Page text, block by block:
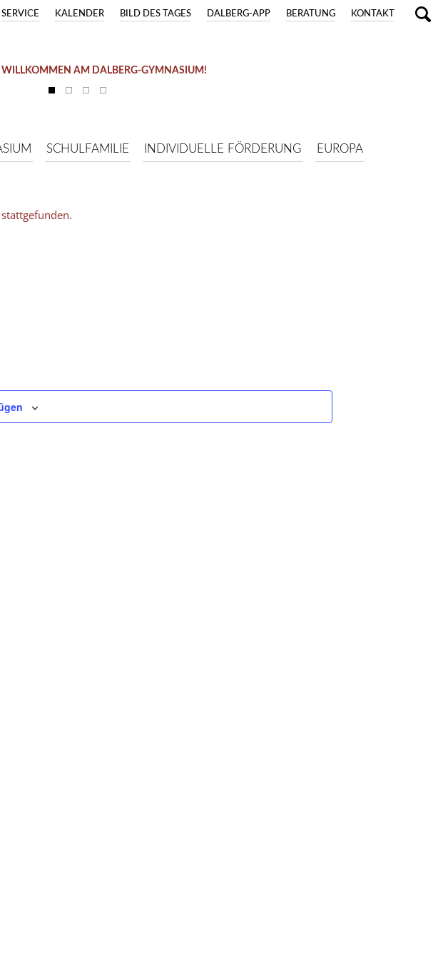
KONTAKT
BERATUNG
DALBERG-APP
BILD DES TAGES
KALENDER
SERVICE
WILLKOMMEN AM DALBERG-GYMNASIUM!
SCHULFAMILIE INDIVIDUELLE FÖRDERUNG EUROPA